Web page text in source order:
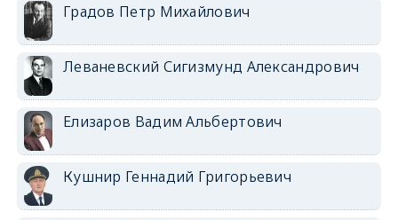
Градов Петр Михайлович
Леваневский Сигизмунд Александрович
Елизаров Вадим Альбертович
Кушнир Геннадий Григорьевич